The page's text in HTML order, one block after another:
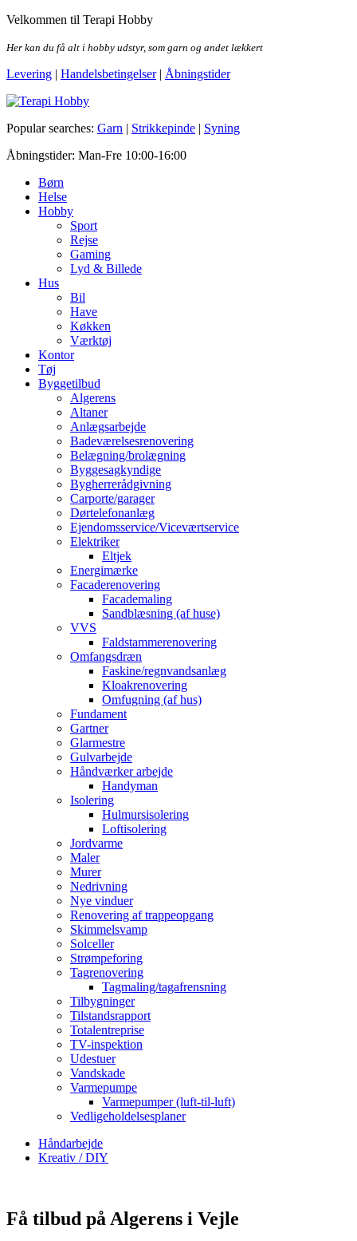
Skip
the
Velkommen til Terapi Hobby
Her kan du få alt i hobby udstyr, som garn og andet lækkert
Levering | Handelsbetingelser| Åbningstider
Terapi Hobby
Popular searches: Garn | Strikkepinde | Syning
Åbningstider: Man-Fre 10:00-16:00
Børn
Helse
Hobby
Sport
Rejse
Gaming
Lyd & Billede
Hus
Bil
Have
Køkken
Værktøj
Kontor
Tøj
Byggetilbud
Algerens
Altaner
Anlægsarbejde
Badeværelsesrenovering
Belægning/brolægning
Byggesagkyndige
Bygherrerådgivning
Carporte/garager
Dørtelefonanlæg
Ejendomsservice/Viceværtservice
Elektriker
Eltjek
Energimærke
Facaderenovering
Facademaling
Sandblæsning (af huse)
VVS
Faldstammerenovering
Omfangsdræn
Faskine/regnvandsanlæg
Kloakrenovering
Omfugning (af hus)
Fundament
Gartner
Glarmestre
Gulvarbejde
Håndværker arbejde
Handyman
Isolering
Hulmursisolering
Loftisolering
Jordvarme
Maler
Murer
Nedrivning
Nye vinduer
Renovering af trappeopgang
Skimmelsvamp
Solceller
Strømpeforing
Tagrenovering
Tagmaling/tagafrensning
Tilbygninger
Tilstandsrapport
Totalentreprise
TV-inspektion
Udestuer
Vandskade
Varmepumpe
Varmepumper (luft-til-luft)
Vedligeholdelsesplaner
Håndarbejde
Kreativ / DIY
Få tilbud på Algerens i Vejle